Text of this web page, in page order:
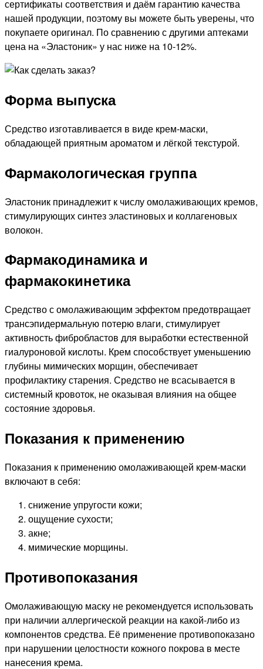
сертификаты соответствия и даём гарантию качества
нашей продукции, поэтому вы можете быть уверены, что
покупаете оригинал. По сравнению с другими аптеками
цена на «Эластоник» у нас ниже на 10-12%.
Форма выпуска
Средство изготавливается в виде крем-маски,
обладающей приятным ароматом и лёгкой текстурой.
Фармакологическая группа
Эластоник принадлежит к числу омолаживающих кремов,
стимулирующих синтез эластиновых и коллагеновых
волокон.
Фармакодинамика и
фармакокинетика
Средство с омолаживающим эффектом предотвращает
трансэпидермальную потерю влаги, стимулирует
активность фибробластов для выработки естественной
гиалуроновой кислоты. Крем способствует уменьшению
глубины мимических морщин, обеспечивает
профилактику старения. Средство не всасывается в
системный кровоток, не оказывая влияния на общее
состояние здоровья.
Показания к применению
Показания к применению омолаживающей крем-маски
включают в себя:
снижение упругости кожи;
ощущение сухости;
акне;
мимические морщины.
Противопоказания
Омолаживающую маску не рекомендуется использовать
при наличии аллергической реакции на какой-либо из
компонентов средства. Её применение противопоказано
при нарушении целостности кожного покрова в месте
нанесения крема.